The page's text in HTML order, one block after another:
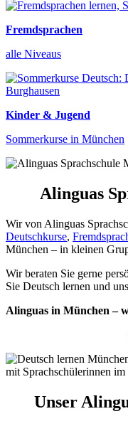
Fremdsprachen
alle Niveaus
Kinder & Jugend
Sommerkurse in München
Alinguas
Wir von Alinguas
Deutschkurse,
München – in kleinen
Wir beraten Sie gerne
Sie Deutsch lernen und
Alinguas in München –
Unser